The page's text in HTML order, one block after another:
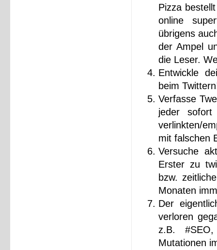
Pizza
online
übrigens
der Ampel
die Leser.
Entwickle
beim
Verfasse
jeder
verlinkten/
mit falschen
Versuche
Erster zu
bzw.
Monaten
Der
verloren
z.B.
Mutationen